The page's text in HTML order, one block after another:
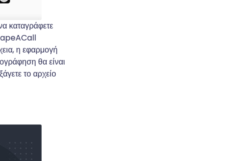
καταγράφετε
η εφαρμογή
θα είναι
το αρχείο